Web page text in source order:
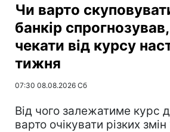
Чи варто
банкір
чекати від курсу
тижня
07:30 08.08.2026 Сб
Від чого залежатиме курс
варто очікувати різких